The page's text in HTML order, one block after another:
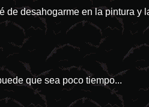
de desahogarme en la pintura y
que sea poco tiempo...